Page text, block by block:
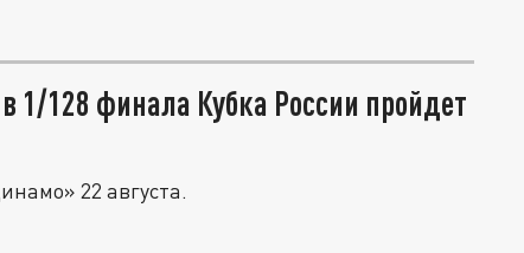
1/128 финала Кубка России пройдет
22 августа.